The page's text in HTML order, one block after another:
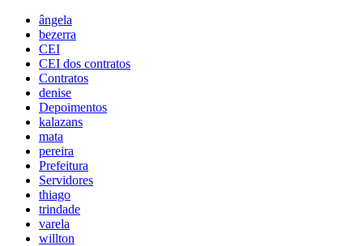
ângela
bezerra
CEI
CEI dos contratos
Contratos
denise
Depoimentos
kalazans
mata
pereira
Prefeitura
Servidores
thiago
trindade
varela
willton